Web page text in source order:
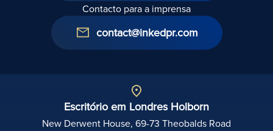
Contacto para a imprensa
contact@inkedpr.com
Escritório em Londres Holborn
New Derwent House, 69-73 Theobalds Road